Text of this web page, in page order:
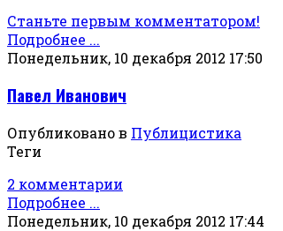
Станьте первым комментатором!
Подробнее ...
Понедельник, 10 декабря 2012 17:50
Павел Иванович
Опубликовано в Публицистика
Теги
2 комментарии
Подробнее ...
Понедельник, 10 декабря 2012 17:44